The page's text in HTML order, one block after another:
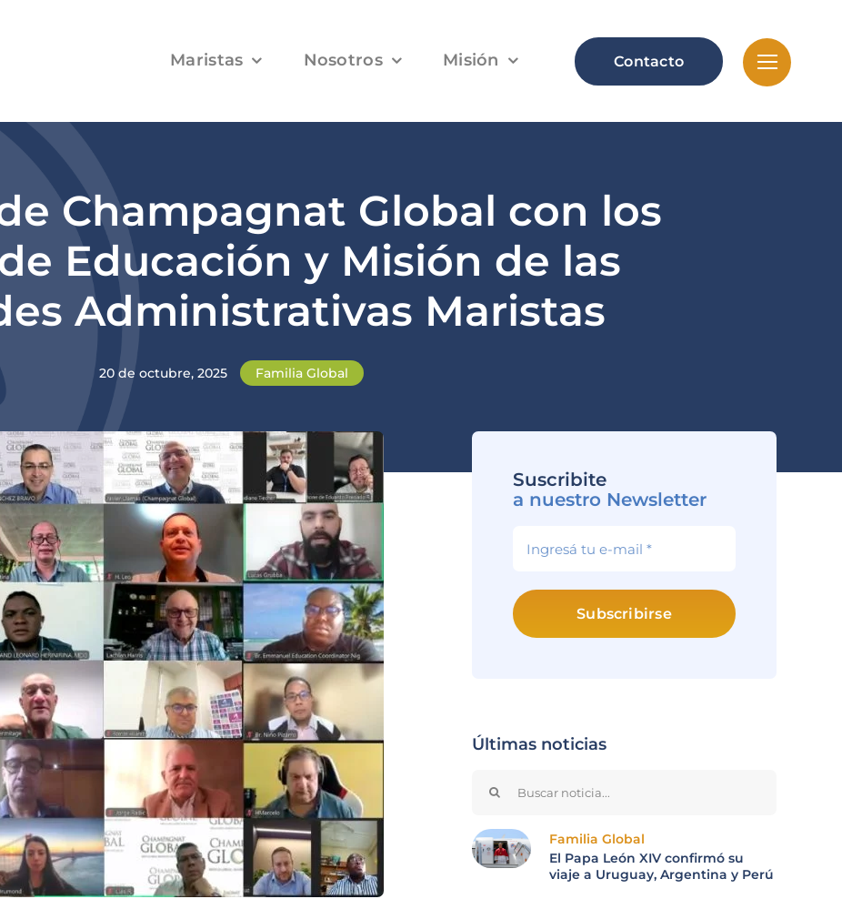
Maristas Nosotros Misión Contacto
Champagnat Global con los
Educación y Misión de las
Administrativas Maristas
20 de octubre, 2025 Familia Global
Suscribite
a nuestro Newsletter
Subscribirse
Últimas noticias
Familia Global
El Papa León XIV confirmó su
viaje a Uruguay, Argentina y Perú